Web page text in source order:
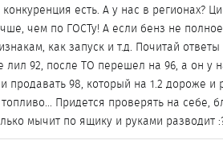
есть. А у нас в
чем по ГОСТу! А если бенз не
как запуск и т.д. Почитай ответы
лил 92, после ТО перешел на 96, а он
продавать 98, который на 1.2 дороже и
Придется проверять на себе,
мычит по ящику и руками разводит